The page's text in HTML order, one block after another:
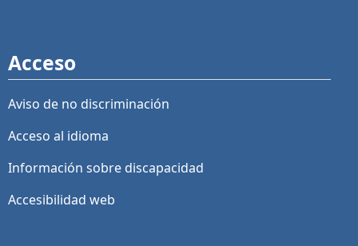
Acceso
Aviso de no discriminación
Acceso al idioma
Información sobre discapacidad
Accesibilidad web